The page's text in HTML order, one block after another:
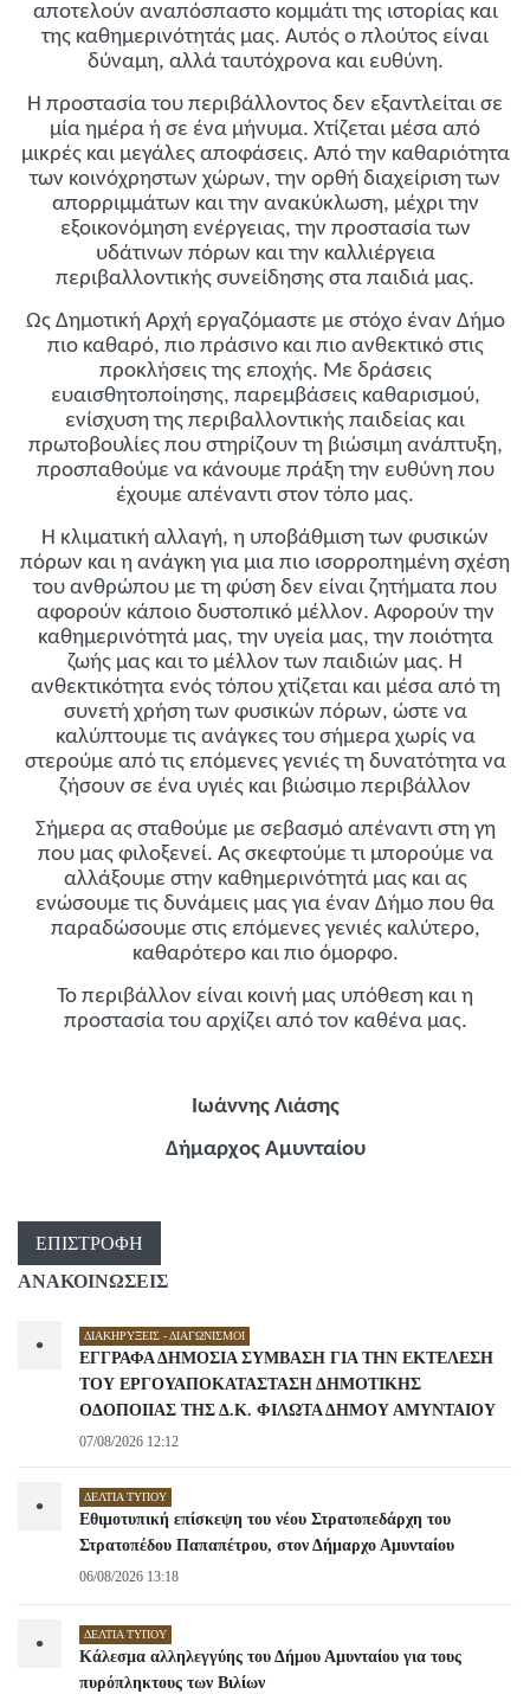
αποτελούν αναπόσπαστο κομμάτι της ιστορίας και
της καθημερινότητάς μας. Αυτός ο πλούτος είναι
δύναμη, αλλά ταυτόχρονα και ευθύνη.
Η προστασία του περιβάλλοντος δεν εξαντλείται σε
μία ημέρα ή σε ένα μήνυμα. Χτίζεται μέσα από
μικρές και μεγάλες αποφάσεις. Από την καθαριότητα
των κοινόχρηστων χώρων, την ορθή διαχείριση των
απορριμμάτων και την ανακύκλωση, μέχρι την
εξοικονόμηση ενέργειας, την προστασία των
υδάτινων πόρων και την καλλιέργεια
περιβαλλοντικής συνείδησης στα παιδιά μας.
Ως Δημοτική Αρχή εργαζόμαστε με στόχο έναν Δήμο
πιο καθαρό, πιο πράσινο και πιο ανθεκτικό στις
προκλήσεις της εποχής. Με δράσεις
ευαισθητοποίησης, παρεμβάσεις καθαρισμού,
ενίσχυση της περιβαλλοντικής παιδείας και
πρωτοβουλίες που στηρίζουν τη βιώσιμη ανάπτυξη,
προσπαθούμε να κάνουμε πράξη την ευθύνη που
έχουμε απέναντι στον τόπο μας.
Η κλιματική αλλαγή, η υποβάθμιση των φυσικών
πόρων και η ανάγκη για μια πιο ισορροπημένη σχέση
του ανθρώπου με τη φύση δεν είναι ζητήματα που
αφορούν κάποιο δυστοπικό μέλλον. Αφορούν την
καθημερινότητά μας, την υγεία μας, την ποιότητα
ζωής μας και το μέλλον των παιδιών μας. Η
ανθεκτικότητα ενός τόπου χτίζεται και μέσα από τη
συνετή χρήση των φυσικών πόρων, ώστε να
καλύπτουμε τις ανάγκες του σήμερα χωρίς να
στερούμε από τις επόμενες γενιές τη δυνατότητα να
ζήσουν σε ένα υγιές και βιώσιμο περιβάλλον
Σήμερα ας σταθούμε με σεβασμό απέναντι στη γη
που μας φιλοξενεί. Ας σκεφτούμε τι μπορούμε να
αλλάξουμε στην καθημερινότητά μας και ας
ενώσουμε τις δυνάμεις μας για έναν Δήμο που θα
παραδώσουμε στις επόμενες γενιές καλύτερο,
καθαρότερο και πιο όμορφο.
Το περιβάλλον είναι κοινή μας υπόθεση και η
προστασία του αρχίζει από τον καθένα μας.
Ιωάννης Λιάσης
Δήμαρχος Αμυνταίου
ΕΠΙΣΤΡΟΦΉ
ΑΝΑΚΟΙΝΩΣΕΙΣ
• ΔΙΑΚΗΡΎΞΕΙΣ - ΔΙΑΓΩΝΙΣΜΟΊ
ΕΓΓΡΑΦΑ ΔΗΜΟΣΙΑ ΣΥΜΒΑΣΗ ΓΙΑ ΤΗΝ ΕΚΤΕΛΕΣΗ
ΤΟΥ ΕΡΓΟΥΑΠΟΚΑΤΑΣΤΑΣΗ ΔΗΜΟΤΙΚΗΣ
ΟΔΟΠΟΙΙΑΣ ΤΗΣ Δ.Κ. ΦΙΛΩΤΑ ΔΗΜΟΥ ΑΜΥΝΤΑΙΟΥ
07/08/2026 12:12
• ΔΕΛΤΊΑ ΤΎΠΟΥ
Εθιμοτυπική επίσκεψη του νέου Στρατοπεδάρχη του
Στρατοπέδου Παπαπέτρου, στον Δήμαρχο Αμυνταίου
06/08/2026 13:18
• ΔΕΛΤΊΑ ΤΎΠΟΥ
Κάλεσμα αλληλεγγύης του Δήμου Αμυνταίου για τους
πυρόπληκτους των Βιλίων